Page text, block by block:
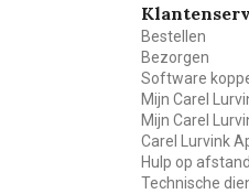
Bestellen
Bezorgen
Software
Mijn Carel
Mijn Carel
Carel Lurvink
Hulp op afstand
Technische